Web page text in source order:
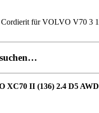
für VOLVO V70 3 1
XC70 II (136) 2.4 D5 AWD